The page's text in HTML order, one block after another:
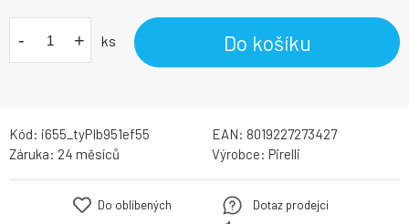
- + ks Do košíku
Kód: i655_tyPIb951ef55 EAN: 8019227273427
Záruka: 24 měsíců Výrobce: Pirelli
Do oblíbených
Dotaz prodejci